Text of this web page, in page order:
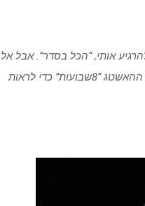
אותי, “הכל בסדר”. אבל אל
תגיד את זה לבחורה שראתה מאות תמונות אולטרסאונד, שחיפשה באינסטגרם את ההאשטג “8שבועות” כדי לראות